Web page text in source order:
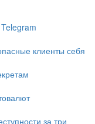
клиенты себя
за три